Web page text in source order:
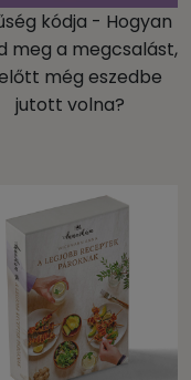
kódja - Hogyan
meg a megcsalást,
még eszedbe
jutott volna?